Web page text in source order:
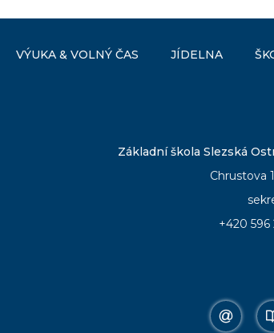
VÝUKA & VOLNÝ ČAS JÍDELNA
Základní škola Slezská
Chrustova
+420 596
email